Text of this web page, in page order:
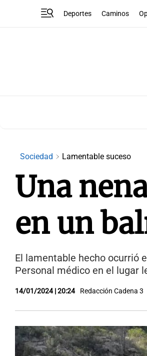
Deportes Caminos
Sociedad Lamentable suceso
Una
en un
El lamentable hecho ocurrió
Personal médico en el lugar
14/01/2024 | 20:24 Redacción Cadena 3